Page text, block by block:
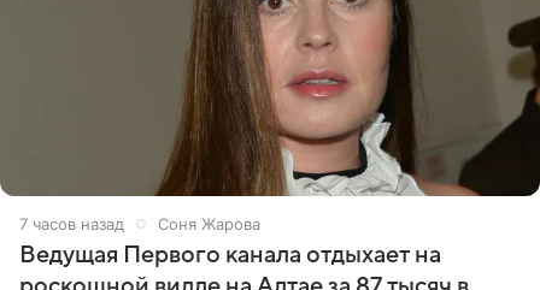
7 часов назад Соня Жарова
Ведущая Первого канала отдыхает на